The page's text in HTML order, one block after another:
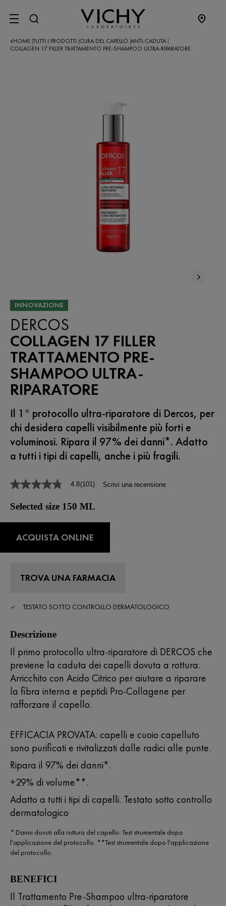
SITE MENU
HOME TUTTI I PRODOTTI CURA DEL CAPELLO ANTI-CADUTA
COLLAGEN 17 FILLER TRATTAMENTO PRE-SHAMPOO ULTRA-RIPARATORE
INNOVAZIONE
DERCOS
COLLAGEN 17 FILLER
TRATTAMENTO PRE-
SHAMPOO ULTRA-
RIPARATORE
Il 1° protocollo ultra-riparatore di Dercos, per
chi desidera capelli visibilmente più forti e
voluminosi. Ripara il 97% dei danni*. Adatto
a tutti i tipi di capelli, anche i più fragili.
4.8
su
5
,
medio.
Reviews.
pagina.
4.8(101) Scrivi una recensione
Selected size 150 ML
ACQUISTA ONLINE
TROVA UNA FARMACIA
TESTATO SOTTO CONTROLLO DERMATOLOGICO
Descrizione
Il primo protocollo ultra-riparatore di DERCOS che
previene la caduta dei capelli dovuta a rottura.
Arricchito con Acido Citrico per aiutare a riparare
la fibra interna e peptidi Pro-Collagene per
rafforzare il capello.
EFFICACIA PROVATA: capelli e cuoio capelluto
sono purificati e rivitalizzati dalle radici alle punte.
Ripara il 97% dei danni*.
+29% di volume**.
Adatto a tutti i tipi di capelli. Testato sotto controllo
dermatologico
* Danni dovuti alla rottura del capello. Test strumentale dopo
l'applicazione del protocollo. **Test strumentale dopo l'applicazione
del protocollo.
BENEFICI
Il Trattamento Pre-Shampoo ultra-riparatore